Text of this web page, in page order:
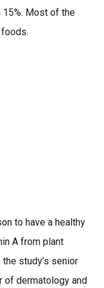
15%. Most of the
to have a healthy
A from plant
study’s senior
of dermatology and